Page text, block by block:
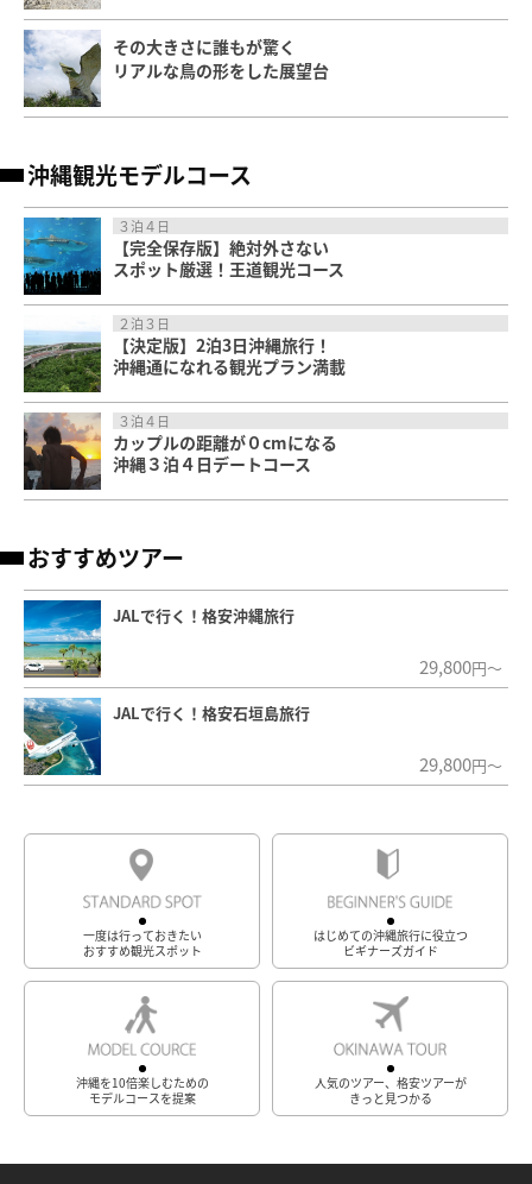
その大きさに誰もが驚く
リアルな鳥の形をした展望台
沖縄観光モデルコース
３泊４日
【完全保存版】絶対外さない
スポット厳選！王道観光コース
２泊３日
【決定版】2泊3日沖縄旅行！
沖縄通になれる観光プラン満載
３泊４日
カップルの距離が０cmになる
沖縄３泊４日デートコース
おすすめツアー
JALで行く！格安沖縄旅行
29,800円～
JALで行く！格安石垣島旅行
29,800円～
一度は行っておきたい
おすすめ観光スポット
はじめての沖縄旅行に役立つ
ビギナーズガイド
沖縄を10倍楽しむための
モデルコースを提案
人気のツアー、格安ツアーが
きっと見つかる